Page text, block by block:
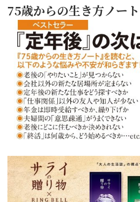
75歳からの生き方ノート